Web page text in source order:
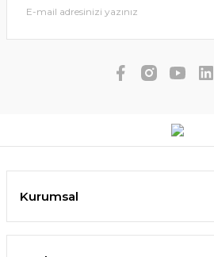
Hygrophila difformis red EX VITRO
83,28 TL
Kurumsal